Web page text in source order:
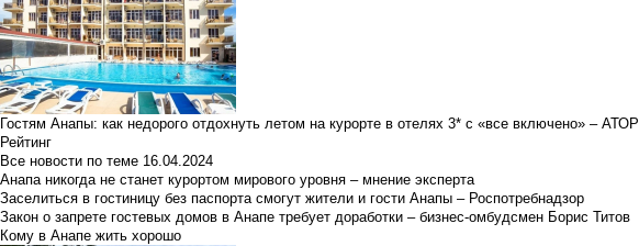
Гостям Анапы: как недорого отдохнуть летом на курорте в отелях 3* с «все включено» – АТОР
Рейтинг
Все новости по теме 16.04.2024
Анапа никогда не станет курортом мирового уровня – мнение эксперта
Заселиться в гостиницу без паспорта смогут жители и гости Анапы – Роспотребнадзор
Закон о запрете гостевых домов в Анапе требует доработки – бизнес-омбудсмен Борис Титов
Кому в Анапе жить хорошо